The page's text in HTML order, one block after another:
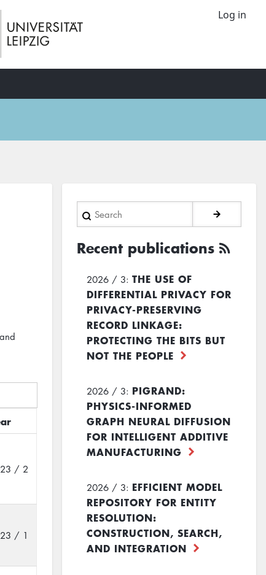
Log in
/ 2
/ 1
Search
Recent publications
2026 / 3: THE USE OF
DIFFERENTIAL PRIVACY FOR
PRIVACY-PRESERVING
RECORD LINKAGE:
PROTECTING THE BITS BUT
NOT THE PEOPLE
2026 / 3: PIGRAND:
PHYSICS-INFORMED
GRAPH NEURAL DIFFUSION
FOR INTELLIGENT ADDITIVE
MANUFACTURING
2026 / 3: EFFICIENT MODEL
REPOSITORY FOR ENTITY
RESOLUTION:
CONSTRUCTION, SEARCH,
AND INTEGRATION